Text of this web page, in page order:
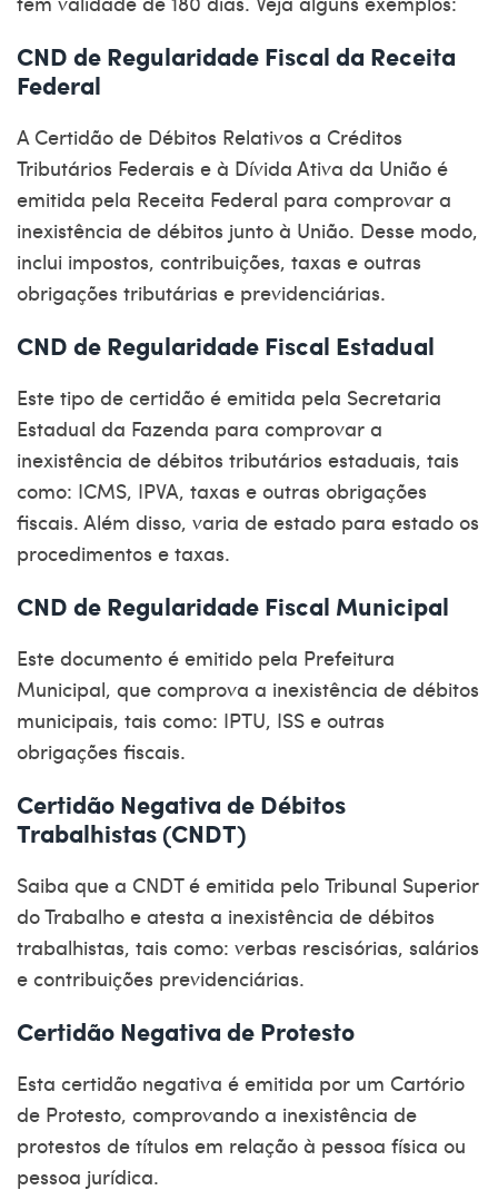
CND de Regularidade Fiscal da Receita
Federal
A Certidão de Débitos Relativos a Créditos
Tributários Federais e à Dívida Ativa da União é
emitida pela Receita Federal para comprovar a
inexistência de débitos junto à União. Desse modo,
inclui impostos, contribuições, taxas e outras
obrigações tributárias e previdenciárias.
CND de Regularidade Fiscal Estadual
Este tipo de certidão é emitida pela Secretaria
Estadual da Fazenda para comprovar a
inexistência de débitos tributários estaduais, tais
como: ICMS, IPVA, taxas e outras obrigações
fiscais. Além disso, varia de estado para estado os
procedimentos e taxas.
CND de Regularidade Fiscal Municipal
Este documento é emitido pela Prefeitura
Municipal, que comprova a inexistência de débitos
municipais, tais como: IPTU, ISS e outras
obrigações fiscais.
Certidão Negativa de Débitos
Trabalhistas (CNDT)
Saiba que a CNDT é emitida pelo Tribunal Superior
do Trabalho e atesta a inexistência de débitos
trabalhistas, tais como: verbas rescisórias, salários
e contribuições previdenciárias.
Certidão Negativa de Protesto
Esta certidão negativa é emitida por um Cartório
de Protesto, comprovando a inexistência de
protestos de títulos em relação à pessoa física ou
pessoa jurídica.